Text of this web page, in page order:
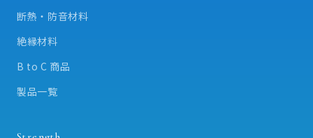
断熱・防音材料
絶縁材料
B to C 商品
製品一覧